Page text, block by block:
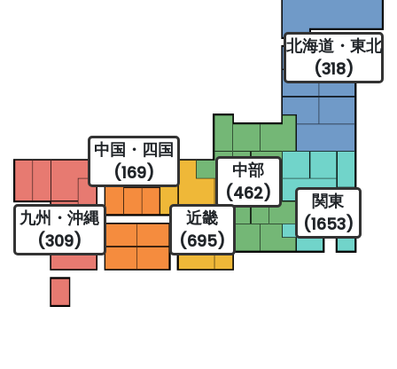
北海道・東北
(318)
関東
(1653)
中部
(462)
近畿
(695)
中国・四国
(169)
九州・沖縄
(309)